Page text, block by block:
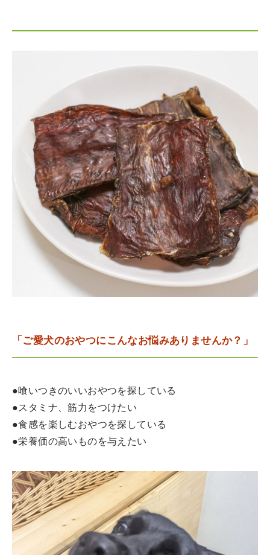
「ご愛犬のおやつにこんなお悩みありませんか？」
●喰いつきのいいおやつを探している
●スタミナ、筋力をつけたい
●食感を楽しむおやつを探している
●栄養価の高いものを与えたい